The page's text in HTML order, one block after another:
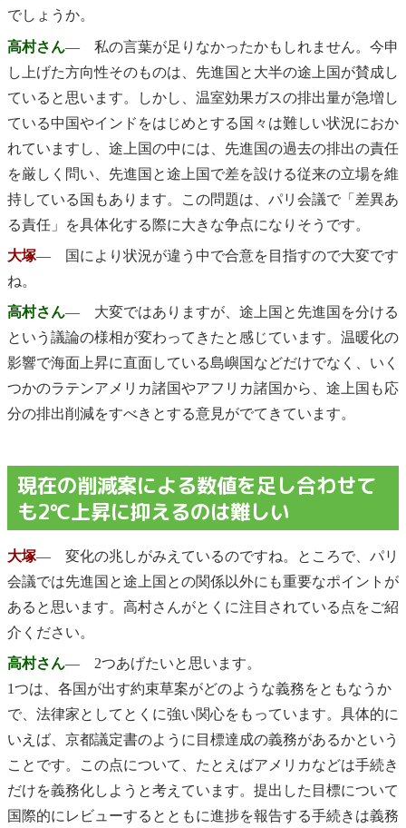
でしょうか。
高村さん― 私の言葉が足りなかったかもしれません。今申
し上げた方向性そのものは、先進国と大半の途上国が賛成し
ていると思います。しかし、温室効果ガスの排出量が急増し
ている中国やインドをはじめとする国々は難しい状況におか
れていますし、途上国の中には、先進国の過去の排出の責任
を厳しく問い、先進国と途上国で差を設ける従来の立場を維
持している国もあります。この問題は、パリ会議で「差異あ
る責任」を具体化する際に大きな争点になりそうです。
大塚― 国により状況が違う中で合意を目指すので大変です
ね。
高村さん― 大変ではありますが、途上国と先進国を分ける
という議論の様相が変わってきたと感じています。温暖化の
影響で海面上昇に直面している島嶼国などだけでなく、いく
つかのラテンアメリカ諸国やアフリカ諸国から、途上国も応
分の排出削減をすべきとする意見がでてきています。
現在の削減案による数値を足し合わせて
も2℃上昇に抑えるのは難しい
大塚― 変化の兆しがみえているのですね。ところで、パリ
会議では先進国と途上国との関係以外にも重要なポイントが
あると思います。高村さんがとくに注目されている点をご紹
介ください。
高村さん― 2つあげたいと思います。
1つは、各国が出す約束草案がどのような義務をともなうか
で、法律家としてとくに強い関心をもっています。具体的に
いえば、京都議定書のように目標達成の義務があるかという
ことです。この点について、たとえばアメリカなどは手続き
だけを義務化しようと考えています。提出した目標について
国際的にレビューするとともに進捗を報告する手続きは義務